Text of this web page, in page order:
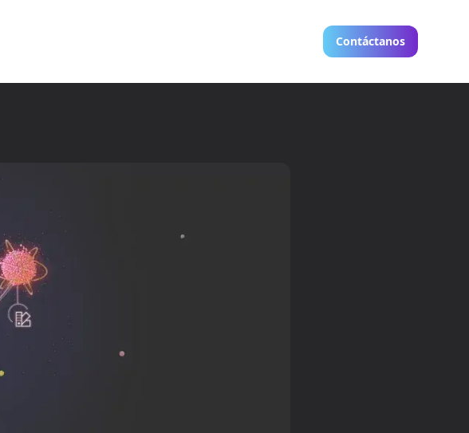
Contáctanos